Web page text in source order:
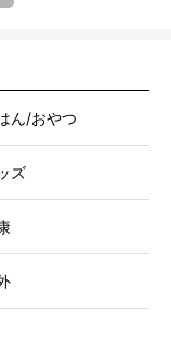
ん/おやつ
ズ